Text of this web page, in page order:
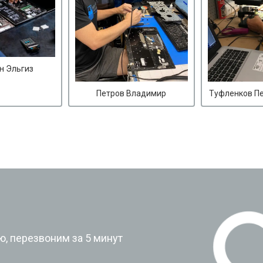
Эльгиз
Петров Владимир Туфленков
перезвоним за 5 минут